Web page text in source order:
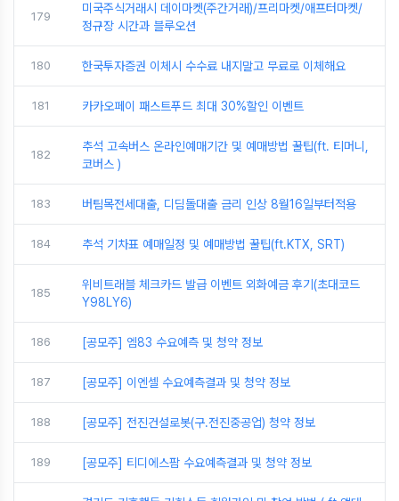
179
미국주식거래시 데이마켓(주간거래)/프리마켓/애프터마켓/
정규장 시간과 블루오션
180 한국투자증권 이체시 수수료 내지말고 무료로 이체해요
181 카카오페이 패스트푸드 최대 30%할인 이벤트
182
추석 고속버스 온라인예매기간 및 예매방법 꿀팁(ft. 티머니,
코버스 )
183 버팀목전세대출, 디딤돌대출 금리 인상 8월16일부터적용
184 추석 기차표 예매일정 및 예매방법 꿀팁(ft.KTX, SRT)
185
위비트래블 체크카드 발급 이벤트 외화예금 후기(초대코드
Y98LY6)
186 [공모주] 엠83 수요예측 및 청약 정보
187 [공모주] 이엔셀 수요예측결과 및 청약 정보
188 [공모주] 전진건설로봇(구.전진중공업) 청약 정보
189 [공모주] 티디에스팜 수요예측결과 및 청약 정보